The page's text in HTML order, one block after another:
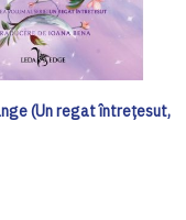
(Un regat întrețesut,